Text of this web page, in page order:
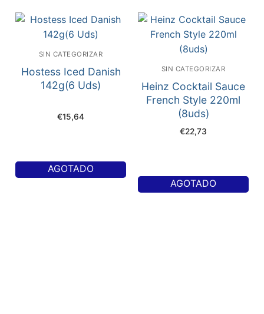
SIN CATEGORIZAR
Hostess Iced Danish
142g(6 Uds)
€15,64
AGOTADO
SIN CATEGORIZAR
Heinz Cocktail Sauce
French Style 220ml
(8uds)
€22,73
AGOTADO